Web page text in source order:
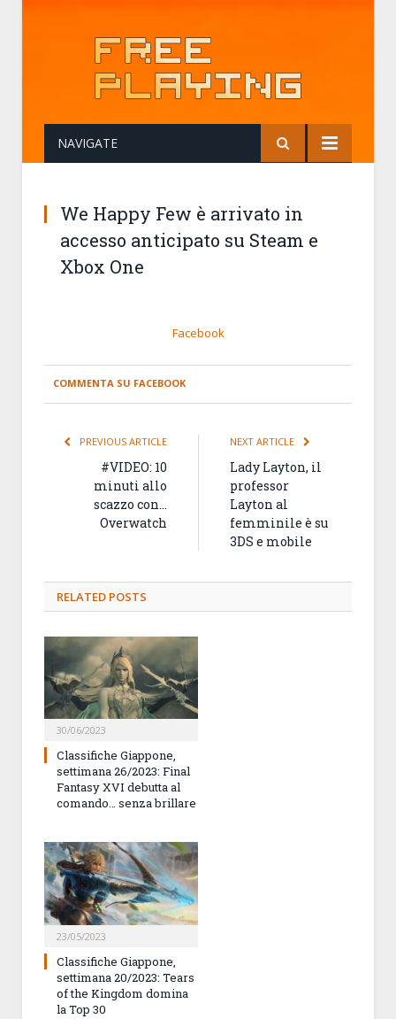
NAVIGATE
We Happy Few è arrivato in
accesso anticipato su Steam e
Xbox One
Facebook
COMMENTA SU FACEBOOK
PREVIOUS ARTICLE
#VIDEO: 10
minuti allo
scazzo con…
Overwatch
NEXT ARTICLE
Lady Layton, il
professor
Layton al
femminile è su
3DS e mobile
RELATED POSTS
30/06/2023
Classifiche Giappone,
settimana 26/2023: Final
Fantasy XVI debutta al
comando… senza brillare
23/05/2023
Classifiche Giappone,
settimana 20/2023: Tears
of the Kingdom domina
la Top 30